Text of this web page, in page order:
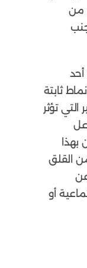
من
ثابتة
تؤثر
بهذا
القلق
أو